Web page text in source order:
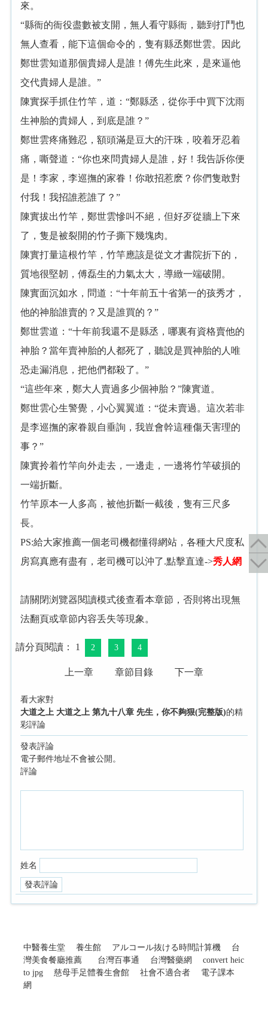
來。
“縣衙的衙役盡數被支開，無人看守縣衙，聽到打鬥也
無人查看，能下這個命令的，隻有縣丞鄭世雲。因此
鄭世雲知道那個貴婦人是誰！傅先生此來，是來逼他
交代貴婦人是誰。”
陳實探手抓住竹竿，道：“鄭縣丞，從你手中買下沈雨
生神胎的貴婦人，到底是誰？”
鄭世雲疼痛難忍，額頭滿是豆大的汗珠，咬着牙忍着
痛，嘶聲道：“你也來問貴婦人是誰，好！我告訴你便
是！李家，李巡撫的家眷！你敢招惹麽？你們隻敢對
付我！我招誰惹誰了？”
陳實拔出竹竿，鄭世雲慘叫不絕，但好歹從牆上下來
了，隻是被裂開的竹子撕下幾塊肉。
陳實打量這根竹竿，竹竿應該是從文才書院折下的，
質地很堅韌，傅磊生的力氣太大，導緻一端破開。
陳實面沉如水，問道：“十年前五十省第一的孩秀才，
他的神胎誰賣的？又是誰買的？”
鄭世雲道：“十年前我還不是縣丞，哪裏有資格賣他的
神胎？當年賣神胎的人都死了，聽說是買神胎的人唯
恐走漏消息，把他們都殺了。”
“這些年來，鄭大人賣過多少個神胎？”陳實道。
鄭世雲心生警覺，小心翼翼道：“從未賣過。這次若非
是李巡撫的家眷親自垂詢，我豈會幹這種傷天害理的
事？”
陳實拎着竹竿向外走去，一邊走，一邊将竹竿破損的
一端折斷。
竹竿原本一人多高，被他折斷一截後，隻有三尺多
長。
PS:給大家推薦一個老司機都懂得網站，各種大尺度私
房寫真應有盡有，老司機可以沖了.點擊直達->秀人網
請關閉浏覽器閱讀模式後查看本章節，否則将出現無
法翻頁或章節内容丢失等現象。
請分頁閱讀： 1 2 3 4
上一章 章節目錄 下一章
看大家對
大道之上 大道之上 第九十八章 先生，你不夠狠(完整版)的精
彩評論
發表評論
電子郵件地址不會被公開。
評論
姓名
中醫養生堂 養生館 アルコール抜ける時間計算機
台
灣美食餐廳推薦
台灣百事通 台灣醫藥網
convert heic
to jpg
慈母手足體養生會館 社會不適合者
電子課本
網